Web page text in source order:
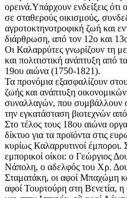
ορεινά.Υπάρχουν ενδείξεις
σε σταθερούς οικισμούς,
αγροτοκτηνοτροφική ζωή και
διάρθρωση, από τον 12ο και
Οι Καλαρρύτες γνωρίζουν τη
και πολιτιστική ανάπτυξη από
19ου αιώνα (1750-1821).
Τα προνόμια εξασφαλίζουν
ζωής και ανάπτυξη
συναλλαγών, που συμβάλλουν
την εγκατάσταση βιοτεχνών
Στο τέλος τους 18ου αιώνα
δίκτυο για τα προϊόντα στις
κυρίως Καλαρρυτινοί έμποροι.
εμπορικοί οίκοι: ο Γεώργιος
Νάπολη, ο αδελφός του Χρ.
Σταματάκη, οι αφοί Μπαχώμη
αφοί Τουρτούρη στη Βενετία,